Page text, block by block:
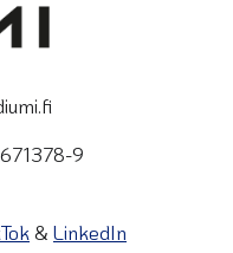
9
& LinkedIn